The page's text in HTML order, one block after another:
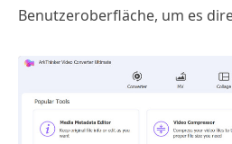
Benutzeroberfläche, um es